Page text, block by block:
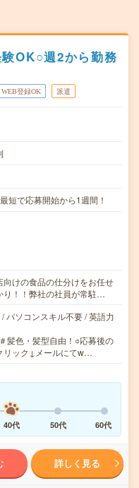
験OK○週2から勤務
WEB登録OK 派遣
で応募開始から1週間！
けの食品の仕分けをお任せ
り！！弊社の社員が常駐…
パソコンスキル不要 / 英語力
髪色・髪型自由！○応募後の
リック↓メールにてw…
40代 50代 60代
詳しく見る